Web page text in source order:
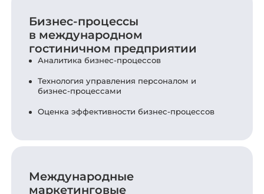
Бизнес-процессы
в международном
гостиничном предприятии
Аналитика бизнес-процессов
Технология управления персоналом и
бизнес-процессами
Оценка эффективности бизнес-процессов
Международные
маркетинговые